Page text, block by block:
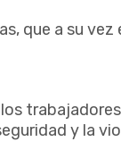
que a su
y la